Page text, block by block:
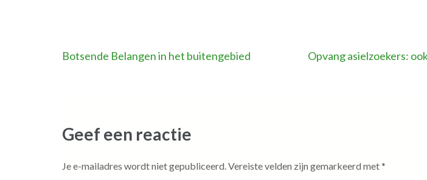
Bericht
Botsende Belangen in het buitengebied
Opvang asielzoekers:
Geef een reactie
Je e-mailadres wordt niet gepubliceerd. Vereiste velden zijn gemarkeerd met*